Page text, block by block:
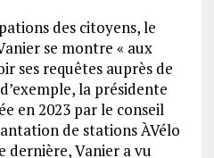
des citoyens, le
se montre « aux
ses requêtes auprès de
la présidente
en 2023 par le conseil
de stations ÀVélo
dernière, Vanier a vu